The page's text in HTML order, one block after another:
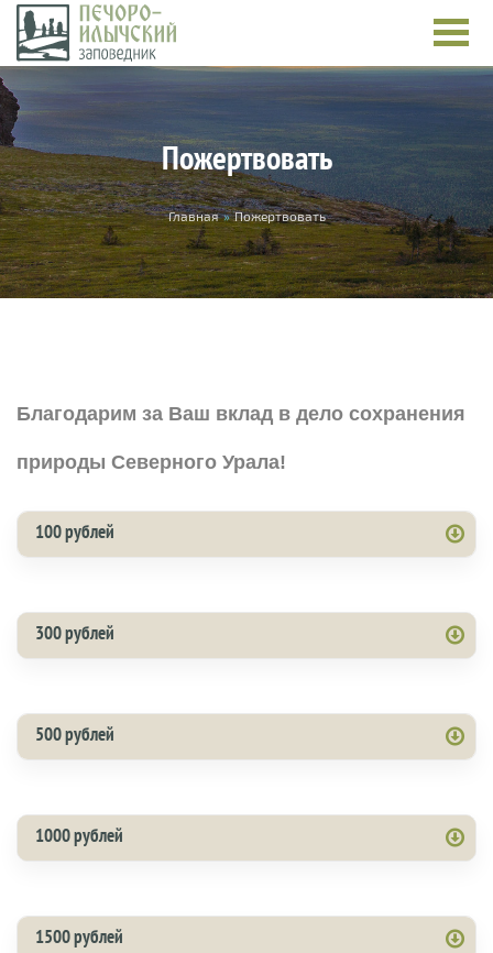
Перейти к основному содержанию
Пожертвовать
Вы здесь Главная » Пожертвовать
Благодарим за Ваш вклад в дело сохранения
природы Северного Урала!
100 рублей
300 рублей
500 рублей
1000 рублей
1500 рублей